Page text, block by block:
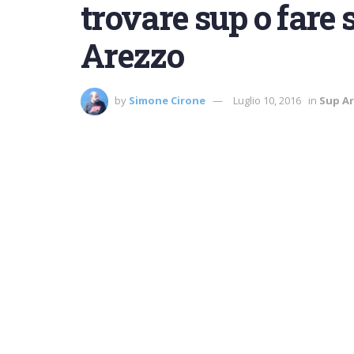
trovare sup o
Arezzo
by Simone Cirone Luglio 10, 2016 in Sup